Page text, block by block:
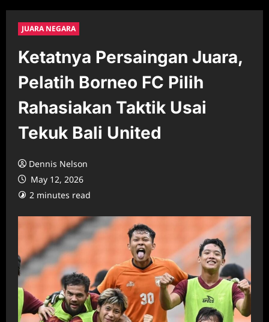
JUARA NEGARA
Ketatnya Persaingan Juara,
Pelatih Borneo FC Pilih
Rahasiakan Taktik Usai
Tekuk Bali United
Dennis Nelson
May 12, 2026
2 minutes read